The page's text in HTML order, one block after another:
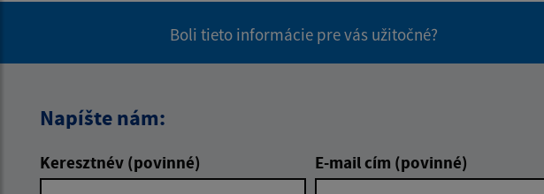
Boli tieto informácie pre vás užitočné?
Napíšte nám:
Keresztnév (povinné) E-mail cím (povinné)